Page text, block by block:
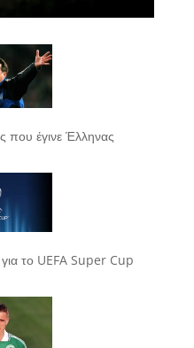
που έγινε Έλληνας
το UEFA Super Cup